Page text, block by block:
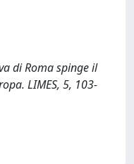
di Roma spinge il
LIMES, 5, 103-